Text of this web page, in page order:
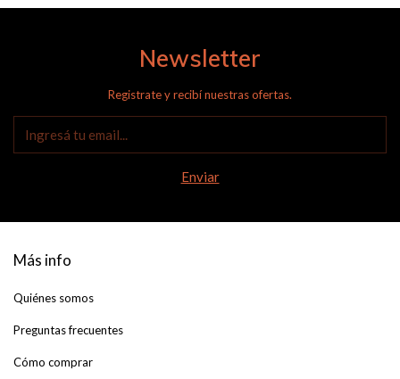
Newsletter
Registrate y recibí nuestras ofertas.
Más info
Quiénes somos
Preguntas frecuentes
Cómo comprar